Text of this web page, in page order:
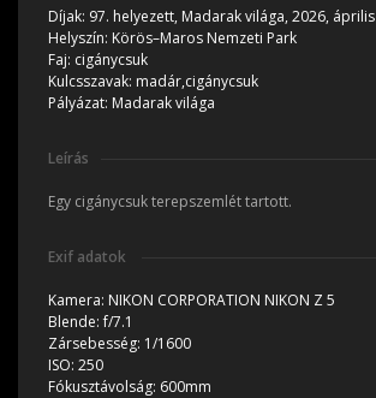
Díjak: 97. helyezett, Madarak világa, 2026, április
Helyszín: Körös–Maros Nemzeti Park
Faj: cigánycsuk
Kulcsszavak: madár,cigánycsuk
Pályázat: Madarak világa
Leírás
Egy cigánycsuk terepszemlét tartott.
Exif adatok
Kamera: NIKON CORPORATION NIKON Z 5
Blende:f/7.1
Zársebesség: 1/1600
ISO: 250
Fókusztávolság: 600mm